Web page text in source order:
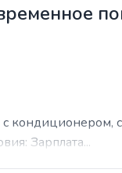
Зарплата...